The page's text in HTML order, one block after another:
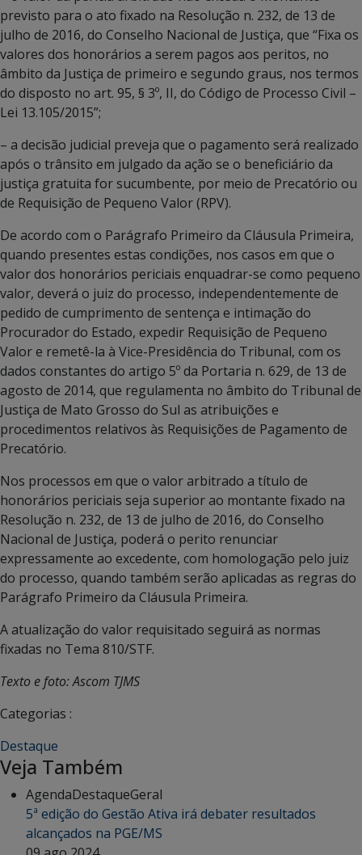
previsto para o ato fixado na Resolução n. 232, de 13 de
julho de 2016, do Conselho Nacional de Justiça, que “Fixa os
valores dos honorários a serem pagos aos peritos, no
âmbito da Justiça de primeiro e segundo graus, nos termos
do disposto no art. 95, § 3º, II, do Código de Processo Civil –
Lei 13.105/2015”;
– a decisão judicial preveja que o pagamento será realizado
após o trânsito em julgado da ação se o beneficiário da
justiça gratuita for sucumbente, por meio de Precatório ou
de Requisição de Pequeno Valor (RPV).
De acordo com o Parágrafo Primeiro da Cláusula Primeira,
quando presentes estas condições, nos casos em que o
valor dos honorários periciais enquadrar-se como pequeno
valor, deverá o juiz do processo, independentemente de
pedido de cumprimento de sentença e intimação do
Procurador do Estado, expedir Requisição de Pequeno
Valor e remetê-la à Vice-Presidência do Tribunal, com os
dados constantes do artigo 5º da Portaria n. 629, de 13 de
agosto de 2014, que regulamenta no âmbito do Tribunal de
Justiça de Mato Grosso do Sul as atribuições e
procedimentos relativos às Requisições de Pagamento de
Precatório.
Nos processos em que o valor arbitrado a título de
honorários periciais seja superior ao montante fixado na
Resolução n. 232, de 13 de julho de 2016, do Conselho
Nacional de Justiça, poderá o perito renunciar
expressamente ao excedente, com homologação pelo juiz
do processo, quando também serão aplicadas as regras do
Parágrafo Primeiro da Cláusula Primeira.
A atualização do valor requisitado seguirá as normas
fixadas no Tema 810/STF.
Texto e foto: Ascom TJMS
Categorias :
Destaque
Veja Também
AgendaDestaqueGeral
5ª edição do Gestão Ativa irá debater resultados
alcançados na PGE/MS